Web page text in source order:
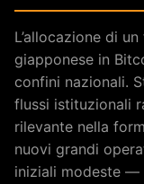
L’allocazione di
giapponese in
confini nazionali.
flussi istituzionali
rilevante nella
nuovi grandi
iniziali modeste —